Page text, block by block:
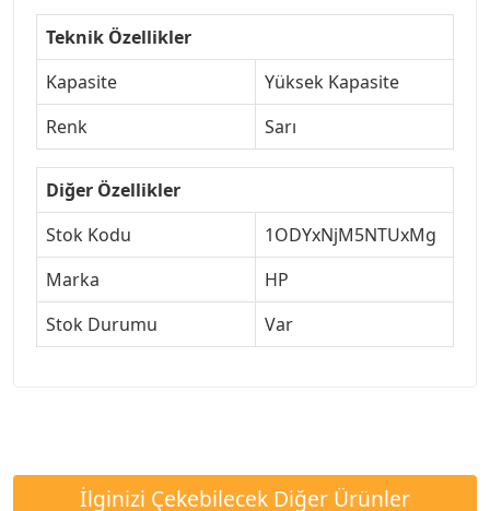
Teknik Özellikler
Kapasite
Yüksek Kapasite
Renk
Sarı
Diğer Özellikler
Stok Kodu
1ODYxNjM5NTUxMg
Marka
HP
Stok Durumu
Var
İlginizi Çekebilecek Diğer Ürünler